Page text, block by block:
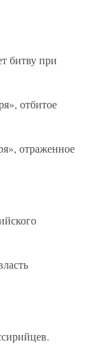
битву при
отбитое
отраженное